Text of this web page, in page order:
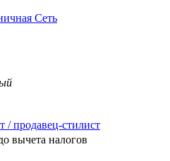
Сеть
/ продавец-стилист
вычета налогов